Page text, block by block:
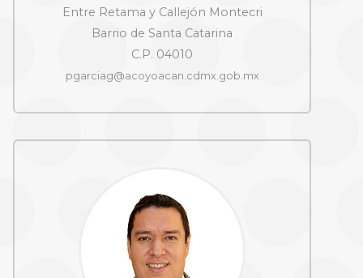
Entre Retama y Callejón Montecri
Barrio de Santa Catarina
C.P. 04010
pgarciag@acoyoacan.cdmx.gob.mx